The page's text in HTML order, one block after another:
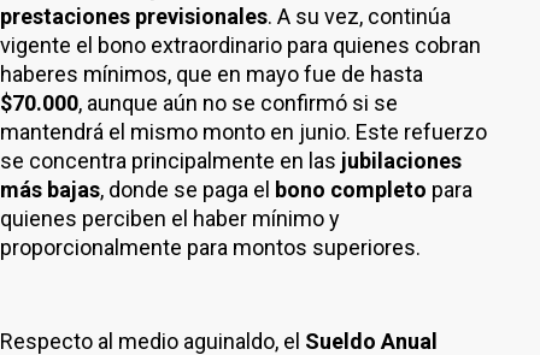
prestaciones previsionales. A su vez, continúa
vigente el bono extraordinario para quienes cobran
haberes mínimos, que en mayo fue de hasta
$70.000, aunque aún no se confirmó si se
mantendrá el mismo monto en junio. Este refuerzo
se concentra principalmente en las jubilaciones
más bajas, donde se paga el bono completo para
quienes perciben el haber mínimo y
proporcionalmente para montos superiores.
Respecto al medio aguinaldo, el Sueldo Anual